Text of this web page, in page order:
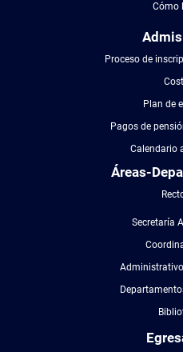
Cómo
Proceso de
Plan de
Pagos de
Calendario
Áreas-
Secretaría